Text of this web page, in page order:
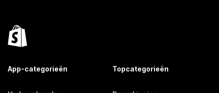
App-categorieën Topcategorieën